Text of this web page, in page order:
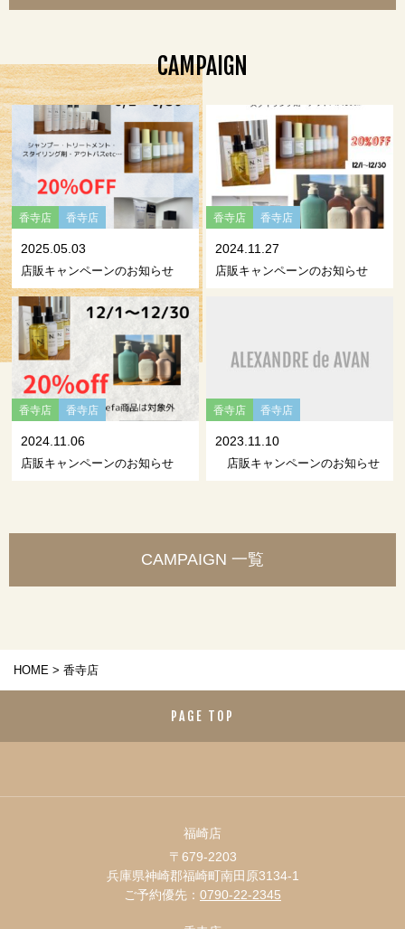
CAMPAIGN
香寺店 香寺店
2025.05.03
店販キャンペーンのお知らせ
香寺店 香寺店
2024.11.27
店販キャンペーンのお知らせ
香寺店 香寺店
2024.11.06
店販キャンペーンのお知らせ
香寺店 香寺店
2023.11.10
店販キャンペーンのお知らせ
CAMPAIGN 一覧
HOME > 香寺店
PAGE TOP
福崎店
〒679-2203
兵庫県神崎郡福崎町南田原3134-1
ご予約優先： 0790-22-2345